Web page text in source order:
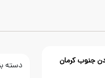
جنوب کرمان
دسته